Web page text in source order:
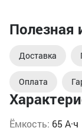
Ёмкость: 65 А·ч
Полезная
Доставка
Оплата